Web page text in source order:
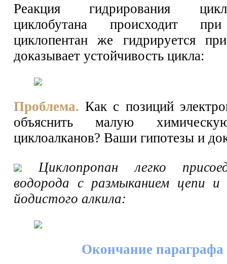
Реакция гидрирования
циклобутана происходит
циклопентан же гидрируется
доказывает устойчивость цикла:
Проблема. Как с позиций
объяснить малую
циклоалканов? Ваши гипотезы и
Циклопропан легко
водорода с размыканием цепи и
йодистого алкила:
Окончание параграфа